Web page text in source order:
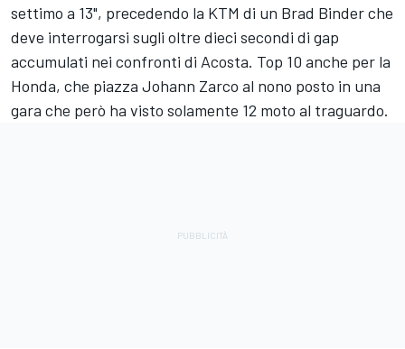
settimo a 13", precedendo la KTM di un Brad Binderche
deve interrogarsi sugli oltre dieci secondi di gap
accumulati nei confronti di Acosta. Top 10 anche per la
Honda, che piazza Johann Zarco al nono posto in una
gara che però ha visto solamente 12 moto al traguardo.